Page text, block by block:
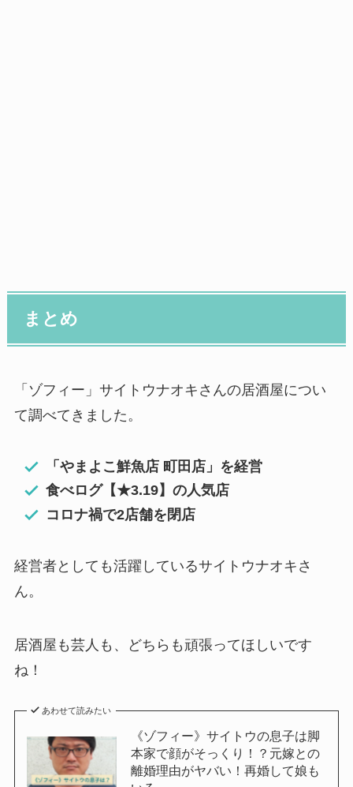
まとめ
「ゾフィー」サイトウナオキさんの居酒屋につい
て調べてきました。
「やまよこ鮮魚店 町田店」を経営
食べログ【★3.19】の人気店
コロナ禍で2店舗を閉店
経営者としても活躍しているサイトウナオキさ
ん。
居酒屋も芸人も、どちらも頑張ってほしいです
ね！
あわせて読みたい
《ゾフィー》サイトウの息子は脚
本家で顔がそっくり！？元嫁との
離婚理由がヤバい！再婚して娘も